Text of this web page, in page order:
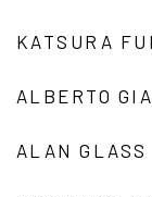
KATSURA
ALBERTO
ALAN GLASS